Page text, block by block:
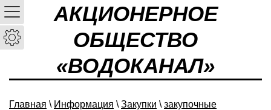
АКЦИОНЕРНОЕ
ОБЩЕСТВО
«ВОДОКАНАЛ»
Главная \ Информация \ Закупки \ закупочные